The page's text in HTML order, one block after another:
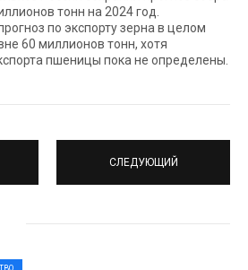
тонн на 2024 год.
по экспорту зерна в целом
60 миллионов тонн, хотя
пшеницы пока не определены.
СЛЕДУЮЩИЙ